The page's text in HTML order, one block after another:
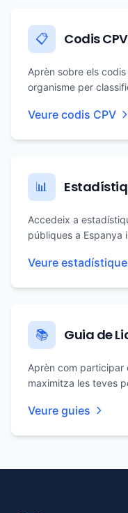
📋 Codis CPV
Aprèn sobre els
organisme per
Veure codis CPV
📊
Accedeix a
públiques a Espanya
Veure
📚 Guia de
Aprèn com participar
maximitza les teves
Veure guies